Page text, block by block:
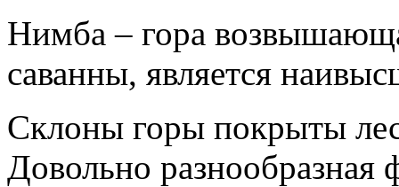
Нимба – гора
саванны, является
Склоны горы покрыты
Довольно разнообразная